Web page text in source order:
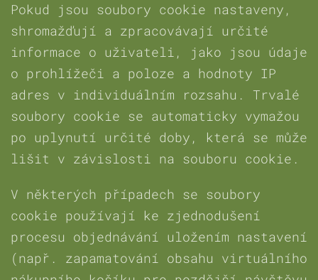
Pokud jsou soubory cookie nastaveny,
shromažďují a zpracovávají určité
informace o uživateli, jako jsou údaje
o prohlížeči a poloze a hodnoty IP
adres v individuálním rozsahu. Trvalé
soubory cookie se automaticky vymažou
po uplynutí určité doby, která se může
lišit v závislosti na souboru cookie.
V některých případech se soubory
cookie používají ke zjednodušení
procesu objednávání uložením nastavení
(např. zapamatování obsahu virtuálního